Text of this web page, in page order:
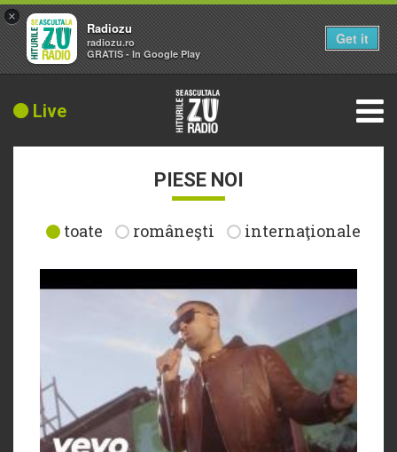
Live
PIESE NOI
toate româneşti internaţionale
×
Radiozu
radiozu.ro
GRATIS - In Google Play
Get it